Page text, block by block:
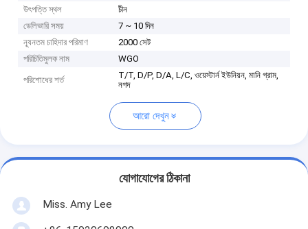
উৎপত্তি স্থল
চীন
ডেলিভারি সময়
7 ~ 10 দিন
ন্যূনতম চাহিদার পরিমাণ
2000 সেট
পরিচিতিমুলক নাম
WGO
পরিশোধের শর্ত
T/T, D/P, D/A, L/C, ওয়েস্টার্ন ইউনিয়ন, মানি গ্রাম,
নগদ
আরো দেখুন
যোগাযোগের ঠিকানা
Miss. Amy Lee